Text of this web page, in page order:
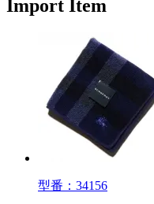
Import Item
型番：34156